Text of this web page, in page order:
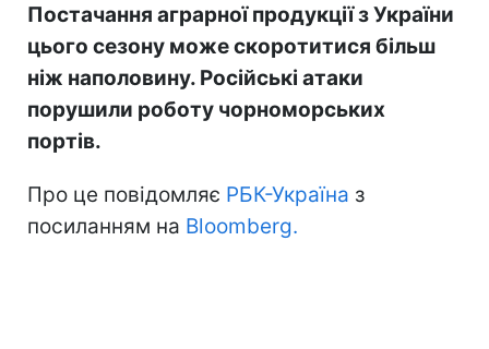
Постачання аграрної продукції з України
цього сезону може скоротитися більш
ніж наполовину. Російські атаки
порушили роботу чорноморських
портів.
Про це повідомляє РБК-Україна з
посиланням на Bloomberg.